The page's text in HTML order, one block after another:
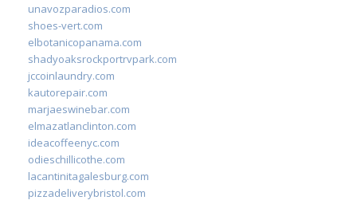
unavozparadios.com
shoes-vert.com
elbotanicopanama.com
shadyoaksrockportrvpark.com
jccoinlaundry.com
kautorepair.com
marjaeswinebar.com
elmazatlanclinton.com
ideacoffeenyc.com
odieschillicothe.com
lacantinitagalesburg.com
pizzadeliverybristol.com